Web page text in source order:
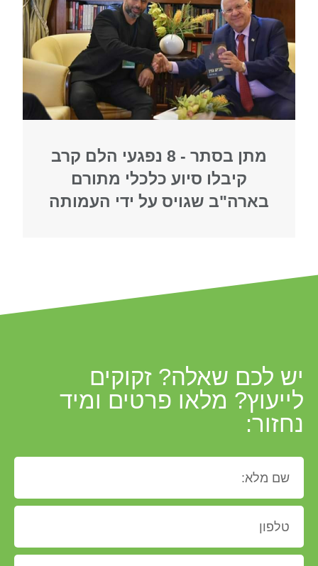
מתן בסתר - 8 נפגעי הלם קרב
קיבלו סיוע כלכלי מתורם
בארה"ב שגויס על ידי העמותה
יש לכם שאלה? זקוקים
לייעוץ? מלאו פרטים ומיד
נחזור: